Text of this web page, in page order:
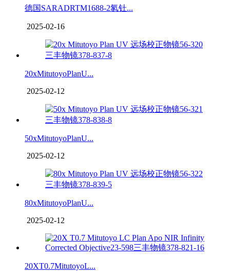
德国SARADRTM1688-2氡钍...
2025-02-16
20xMitutoyoPlanU...
2025-02-12
50xMitutoyoPlanU...
2025-02-12
80xMitutoyoPlanU...
2025-02-12
20XT0.7MitutoyoL...